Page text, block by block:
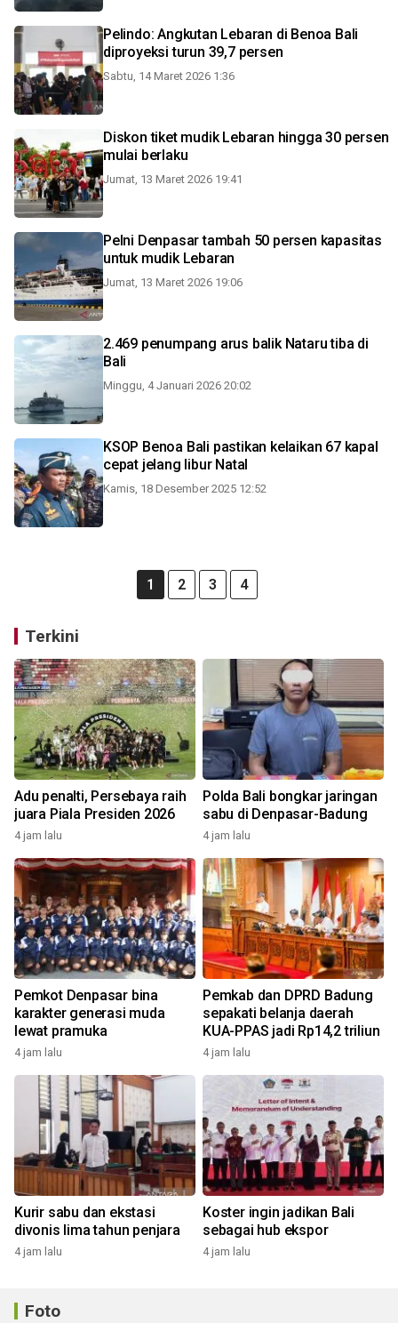
Pelindo: Angkutan Lebaran di Benoa Bali
diproyeksi turun 39,7 persen
Sabtu, 14 Maret 2026 1:36
Diskon tiket mudik Lebaran hingga 30 persen
mulai berlaku
Jumat, 13 Maret 2026 19:41
Pelni Denpasar tambah 50 persen kapasitas
untuk mudik Lebaran
Jumat, 13 Maret 2026 19:06
2.469 penumpang arus balik Nataru tiba di
Bali
Minggu, 4 Januari 2026 20:02
KSOP Benoa Bali pastikan kelaikan 67 kapal
cepat jelang libur Natal
Kamis, 18 Desember 2025 12:52
1 2 3 4
Terkini
Adu penalti, Persebaya raih
juara Piala Presiden 2026
4 jam lalu
Polda Bali bongkar jaringan
sabu di Denpasar-Badung
4 jam lalu
Pemkot Denpasar bina
karakter generasi muda
lewat pramuka
4 jam lalu
Pemkab dan DPRD Badung
sepakati belanja daerah
KUA-PPAS jadi Rp14,2 triliun
4 jam lalu
Kurir sabu dan ekstasi
divonis lima tahun penjara
4 jam lalu
Koster ingin jadikan Bali
sebagai hub ekspor
4 jam lalu
Foto